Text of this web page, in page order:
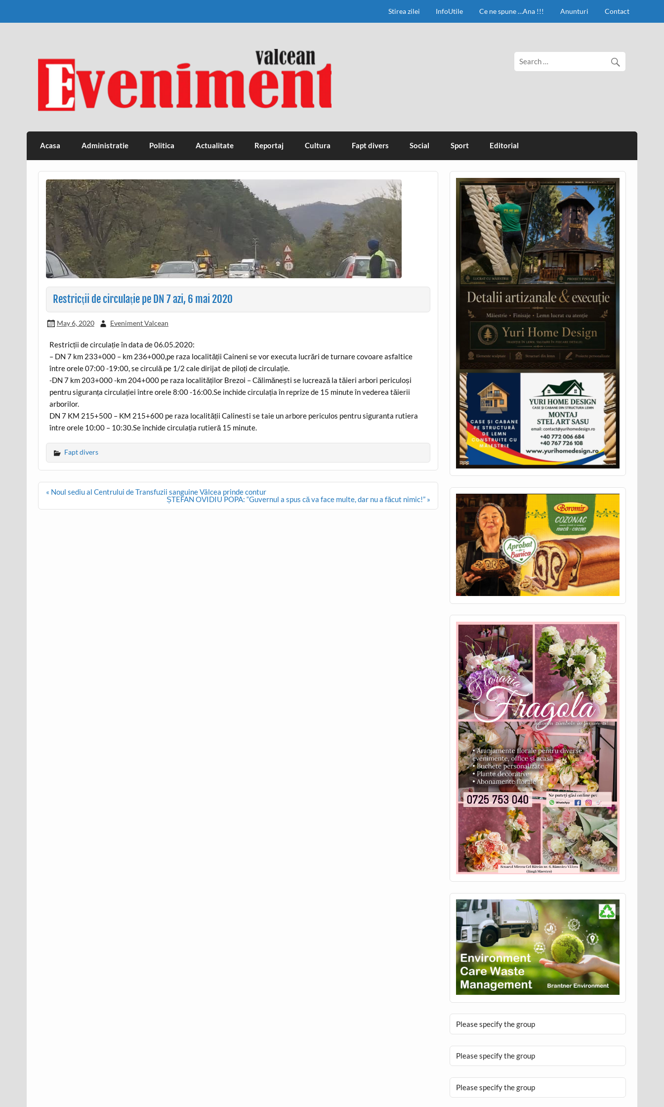
Stirea zilei InfoUtile Ce ne spune …Ana !!! Anunturi Contact
Eveniment Valcean
Acasa Administratie Politica Actualitate Reportaj Cultura Fapt divers Social Sport Editorial
Restricții de circulație pe DN 7 azi, 6 mai 2020
May 6, 2020 Eveniment Valcean
Restricții de circulație în data de 06.05.2020:
– DN 7 km 233+000 – km 236+000,pe raza localității Caineni se vor executa lucrări de turnare covoare asfaltice
între orele 07:00 -19:00, se circulă pe 1/2 cale dirijat de piloți de circulație.
-DN 7 km 203+000 -km 204+000 pe raza localităților Brezoi – Călimănești se lucrează la tăieri arbori periculoși
pentru siguranța circulației între orele 8:00 -16:00.Se inchide circulația în reprize de 15 minute în vederea tăierii
arborilor.
DN 7 KM 215+500 – KM 215+600 pe raza localității Calinesti se taie un arbore periculos pentru siguranta rutiera
între orele 10:00 – 10:30.Se închide circulația rutieră 15 minute.
Fapt divers
Post
« Noul sediu al Centrului de Transfuzii sanguine Vâlcea prinde contur
ȘTEFAN OVIDIU POPA: “Guvernul a spus că va face multe, dar nu a făcut nimic!” »
Please specify the group
Please specify the group
Please specify the group